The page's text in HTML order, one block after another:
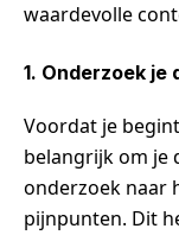
waardevolle
1. Onderzoek je
Voordat je
belangrijk om je
onderzoek naar
pijnpunten. Dit